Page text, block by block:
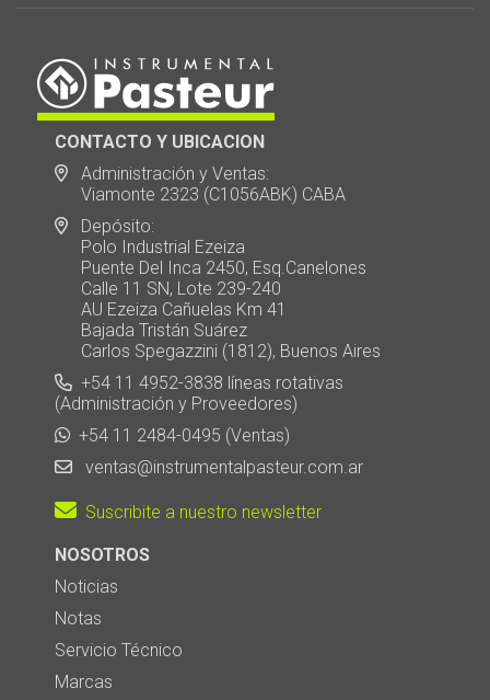
CONTACTO Y UBICACION
Administración y Ventas:
Viamonte 2323 (C1056ABK) CABA
Depósito:
Polo Industrial Ezeiza
Puente Del Inca 2450, Esq.Canelones
Calle 11 SN, Lote 239-240
AU Ezeiza Cañuelas Km 41
Bajada Tristán Suárez
Carlos Spegazzini (1812), Buenos Aires
+54 11 4952-3838 líneas rotativas
(Administración y Proveedores)
+54 11 2484-0495 (Ventas)
ventas@instrumentalpasteur.com.ar
Suscribite a nuestro newsletter
NOSOTROS
Noticias
Notas
Servicio Técnico
Marcas